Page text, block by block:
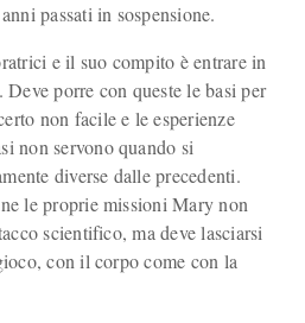
passati in sospensione.
e il suo compito è entrare in
porre con queste le basi per
non facile e le esperienze
non servono quando si
diverse dalle precedenti.
le proprie missioni Mary non
scientifico, ma deve lasciarsi
con il corpo come con la